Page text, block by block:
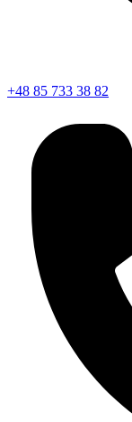
+48 85 733 38 82